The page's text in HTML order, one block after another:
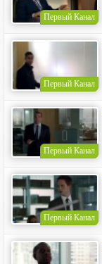
Первый Канал
Первый Канал
Первый Канал
Первый Канал